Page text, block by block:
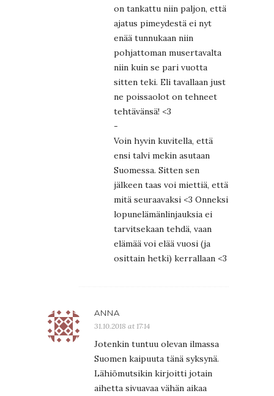
on tankattu niin paljon, että
ajatus pimeydestä ei nyt
enää tunnukaan niin
pohjattoman musertavalta
niin kuin se pari vuotta
sitten teki. Eli tavallaan just
ne poissaolot on tehneet
tehtävänsä! <3
-
Voin hyvin kuvitella, että
ensi talvi mekin asutaan
Suomessa. Sitten sen
jälkeen taas voi miettiä, että
mitä seuraavaksi <3 Onneksi
lopunelämänlinjauksia ei
tarvitsekaan tehdä, vaan
elämää voi elää vuosi (ja
osittain hetki) kerrallaan <3
ANNA
31.10.2018 at 17:14
Jotenkin tuntuu olevan ilmassa
Suomen kaipuuta tänä syksynä.
Lähiömutsikin kirjoitti jotain
aihetta sivuavaa vähän aikaa